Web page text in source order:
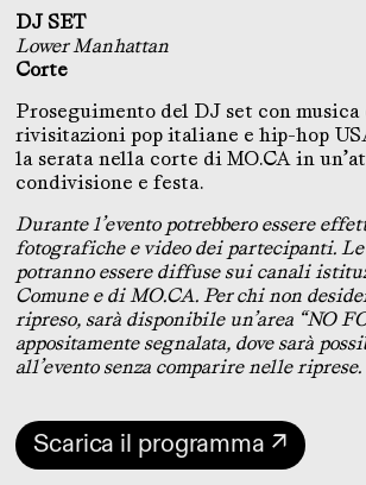
DJ SET
Lower Manhattan
Corte
Proseguimento del DJ set con
rivisitazioni pop italiane e hip-hop
la serata nella corte di MO.CA in
condivisione e festa.
Durante l’evento potrebbero essere
fotografiche e video dei partecipanti.
potranno essere diffuse sui canali
Comune e di MO.CA. Per chi non
ripreso, sarà disponibile un’area “NO
appositamente segnalata, dove sarà
all’evento senza comparire nelle riprese.
Scarica il programma ↗